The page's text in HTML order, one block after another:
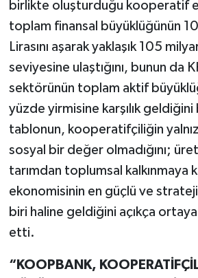
birlikte oluşturduğu kooperatif
toplam finansal büyüklüğünün
Lirasını aşarak yaklaşık 105
seviyesine ulaştığını, bunun da
sektörünün toplam aktif
yüzde yirmisine karşılık
tablonun, kooperatifçiliğin
sosyal bir değer olmadığını;
tarımdan toplumsal kalkınmaya
ekonomisinin en güçlü ve
biri haline geldiğini açıkça
etti.
“KOOPBANK,